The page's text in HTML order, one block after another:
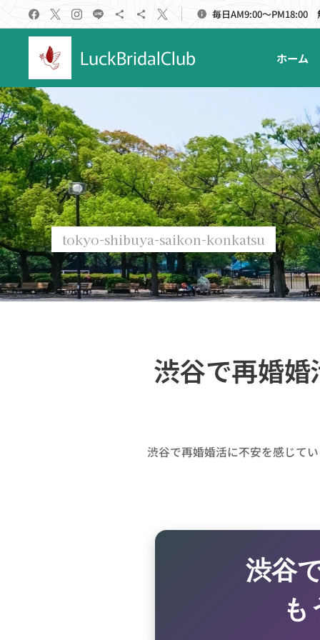
毎日AM9:00～PM18:00
LuckBridalClub ホーム
tokyo-shibuya-saikon-konkatsu
渋谷で再婚
渋谷で再婚婚活に不安を感じて
渋谷
も